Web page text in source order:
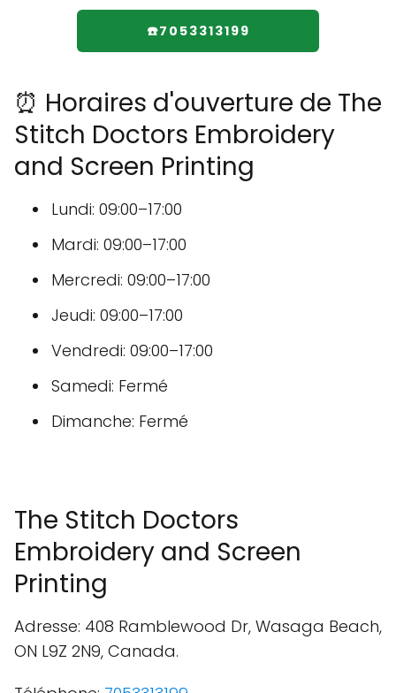
☎️7053313199
⏰ Horaires d'ouverture de The
Stitch Doctors Embroidery
and Screen Printing
Lundi: 09:00–17:00
Mardi: 09:00–17:00
Mercredi: 09:00–17:00
Jeudi: 09:00–17:00
Vendredi: 09:00–17:00
Samedi: Fermé
Dimanche: Fermé
The Stitch Doctors
Embroidery and Screen
Printing
Adresse: 408 Ramblewood Dr, Wasaga Beach,
ON L9Z 2N9, Canada.